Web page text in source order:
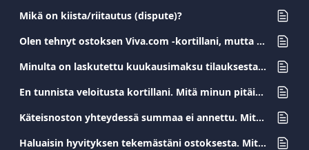
Mikä on kiista/riitautus (dispute)?
Olen tehnyt ostoksen Viva.com -kortillani, mutta en ole saanut tuotetta/palvelua. Mitä minun pitäisi tehdä?
Minulta on laskutettu kuukausimaksu tilauksesta, jonka olen perunut. Mitä minun pitäisi tehdä?
En tunnista veloitusta kortillani. Mitä minun pitäisi tehdä?
Käteisnoston yhteydessä summaa ei annettu. Mitä minun pitäisi tehdä?
Haluaisin hyvityksen tekemästäni ostoksesta. Mitä minun pitäisi tehdä?